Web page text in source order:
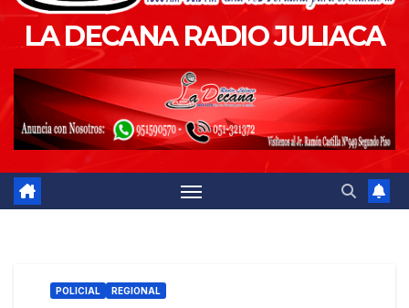
LA DECANA RADIO JULIACA
POLICIAL REGIONAL